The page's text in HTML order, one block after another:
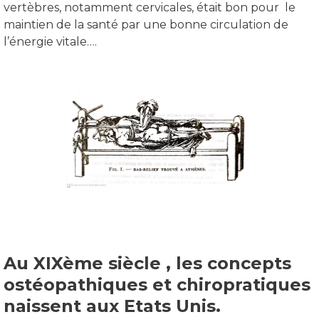
vertèbres, notamment cervicales, était bon pour le
maintien de la santé par une bonne circulation de
l’énergie vitale….
Au XIXème siècle , les concepts
ostéopathiques et chiropratiques
naissent aux Etats Unis.